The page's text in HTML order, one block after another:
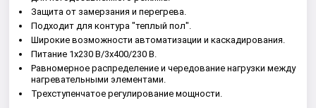
Защита от замерзания и перегрева.
Подходит для контура "теплый пол".
Широкие возможности автоматизации и каскадирования.
Питание 1x230 В/3x400/230 В.
Равномерное распределение и чередование нагрузки между
нагревательными элементами.
Трехступенчатое регулирование мощности.